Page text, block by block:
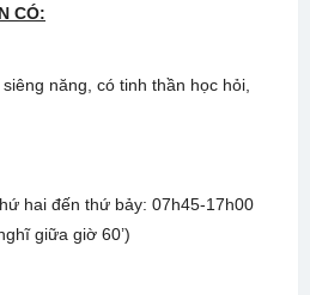
N CÓ:
năng, có tinh thần học hỏi,
hai đến thứ bảy: 07h45-17h00
giữa giờ 60’)